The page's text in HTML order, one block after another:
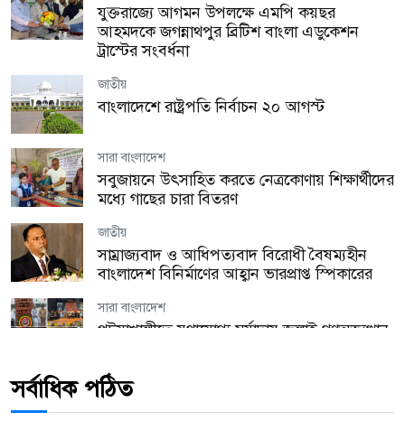
যুক্তরাজ্যে আগমন উপলক্ষে এমপি কয়ছর
আহমদকে জগন্নাথপুর ব্রিটিশ বাংলা এডুকেশন
ট্রাস্টের সংবর্ধনা
জাতীয়
বাংলাদেশে রাষ্ট্রপতি নির্বাচন ২০ আগস্ট
সারা বাংলাদেশ
সবুজায়নে উৎসাহিত করতে নেত্রকোণায় শিক্ষার্থীদের
মধ্যে গাছের চারা বিতরণ
জাতীয়
সাম্রাজ্যবাদ ও আধিপত্যবাদ বিরোধী বৈষম্যহীন
বাংলাদেশ বিনির্মাণের আহ্বান ভারপ্রাপ্ত স্পিকারের
সারা বাংলাদেশ
পটুয়াখালীতে যথাযোগ্য মর্যাদায় জুলাই গণঅভ্যুত্থান
যুক্তরাজ্য
হ্যারিঙ্গে কাউন্সিল উৎসবের প্রস্তুতি সভা অনুষ্ঠিত!
সর্বাধিক পঠিত